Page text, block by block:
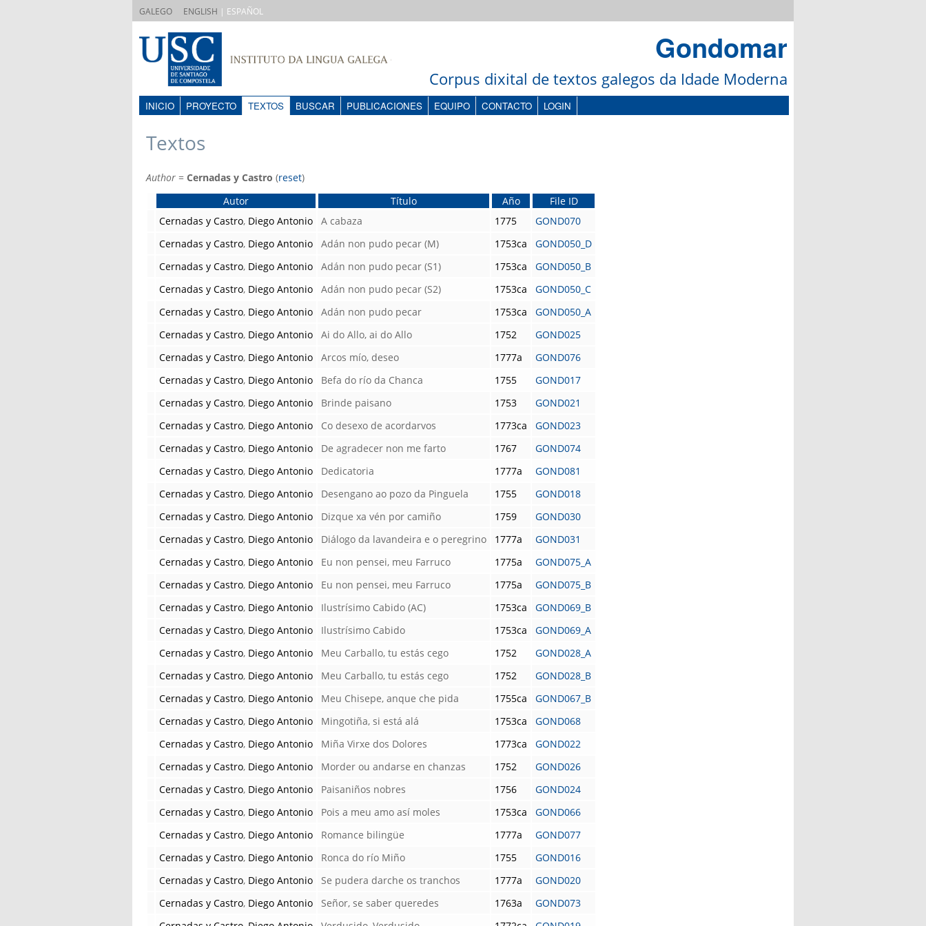
GALEGO ENGLISH | ESPAÑOL
Gondomar
Corpus dixital de textos galegos da Idade Moderna
INICIO PROYECTO TEXTOS BUSCAR PUBLICACIONES EQUIPO CONTACTO LOGIN
Textos
Author = Cernadas y Castro (reset)
Autor
Título Año
File ID
Cernadas y Castro, Diego Antonio A cabaza 1775
GOND070
Cernadas y Castro, Diego Antonio Adán non pudo pecar (M) 1753ca
GOND050_D
Cernadas y Castro, Diego Antonio Adán non pudo pecar (S1) 1753ca
GOND050_B
Cernadas y Castro, Diego Antonio Adán non pudo pecar (S2) 1753ca
GOND050_C
Cernadas y Castro, Diego Antonio Adán non pudo pecar 1753ca
GOND050_A
Cernadas y Castro, Diego Antonio Ai do Allo, ai do Allo 1752
GOND025
Cernadas y Castro, Diego Antonio Arcos mío, deseo 1777a
GOND076
Cernadas y Castro, Diego Antonio Befa do río da Chanca 1755
GOND017
Cernadas y Castro, Diego Antonio Brinde paisano 1753
GOND021
Cernadas y Castro, Diego Antonio Co desexo de acordarvos 1773ca
GOND023
Cernadas y Castro, Diego Antonio De agradecer non me farto 1767
GOND074
Cernadas y Castro, Diego Antonio Dedicatoria 1777a
GOND081
Cernadas y Castro, Diego Antonio Desengano ao pozo da Pinguela 1755
GOND018
Cernadas y Castro, Diego Antonio Dizque xa vén por camiño 1759
GOND030
Cernadas y Castro, Diego Antonio Diálogo da lavandeira e o peregrino 1777a
GOND031
Cernadas y Castro, Diego Antonio Eu non pensei, meu Farruco 1775a
GOND075_A
Cernadas y Castro, Diego Antonio Eu non pensei, meu Farruco 1775a
GOND075_B
Cernadas y Castro, Diego Antonio Ilustrísimo Cabido (AC) 1753ca
GOND069_B
Cernadas y Castro, Diego Antonio Ilustrísimo Cabido 1753ca
GOND069_A
Cernadas y Castro, Diego Antonio Meu Carballo, tu estás cego 1752
GOND028_A
Cernadas y Castro, Diego Antonio Meu Carballo, tu estás cego 1752
GOND028_B
Cernadas y Castro, Diego Antonio Meu Chisepe, anque che pida 1755ca
GOND067_B
Cernadas y Castro, Diego Antonio Mingotiña, si está alá 1753ca
GOND068
Cernadas y Castro, Diego Antonio Miña Virxe dos Dolores 1773ca
GOND022
Cernadas y Castro, Diego Antonio Morder ou andarse en chanzas 1752
GOND026
Cernadas y Castro, Diego Antonio Paisaniños nobres 1756
GOND024
Cernadas y Castro, Diego Antonio Pois a meu amo así moles 1753ca
GOND066
Cernadas y Castro, Diego Antonio Romance bilingüe 1777a
GOND077
Cernadas y Castro, Diego Antonio Ronca do río Miño 1755
GOND016
Cernadas y Castro, Diego Antonio Se pudera darche os tranchos 1777a
GOND020
Cernadas y Castro, Diego Antonio Señor, se saber queredes 1763a
GOND073